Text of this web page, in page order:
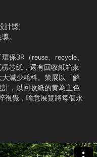
計獎]
。
保3R（reuse、recycle、
芯紙，還有回收紙箱來
減少耗料。策展以「解
，以回收紙的黄為主色
視覺，喻意展覽將每個永